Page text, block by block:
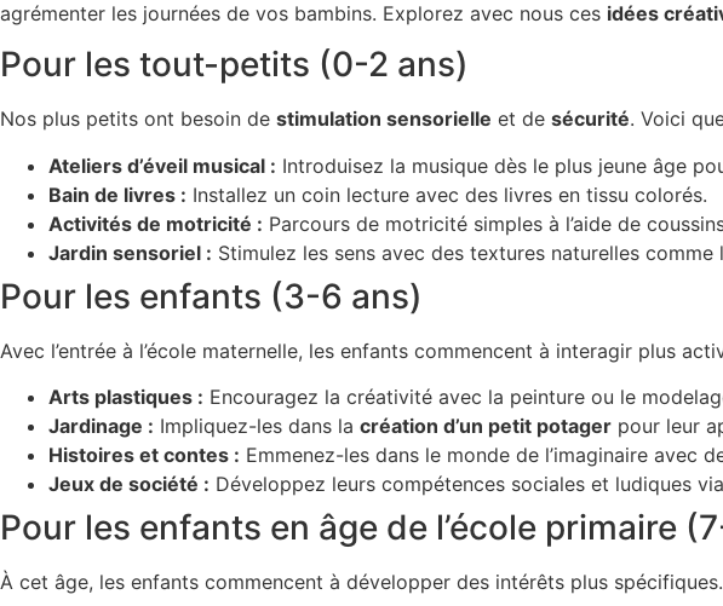
agrémenter les journées de vos bambins. Explorez avec nous ces idées
Pour les tout-petits (0-2 ans)
Nos plus petits ont besoin de stimulation sensorielle et de sécurité. Voici
Ateliers d’éveil musical : Introduisez la musique dès le plus jeune âge
Bain de livres : Installez un coin lecture avec des livres en tissu colorés.
Activités de motricité : Parcours de motricité simples à l’aide de
Jardin sensoriel : Stimulez les sens avec des textures naturelles comme
Pour les enfants (3-6 ans)
Avec l’entrée à l’école maternelle, les enfants commencent à interagir plus
Arts plastiques : Encouragez la créativité avec la peinture ou le
Jardinage : Impliquez-les dans la création d’un petit potager pour leur
Histoires et contes : Emmenez-les dans le monde de l’imaginaire avec
Jeux de société : Développez leurs compétences sociales et ludiques
Pour les enfants en âge de l’école primaire
À cet âge, les enfants commencent à développer des intérêts plus